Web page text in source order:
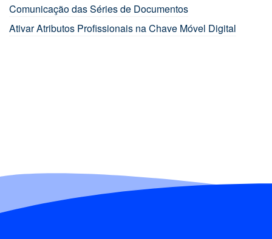
Comunicação das Séries de Documentos
Ativar Atributos Profissionais na Chave Móvel Digital